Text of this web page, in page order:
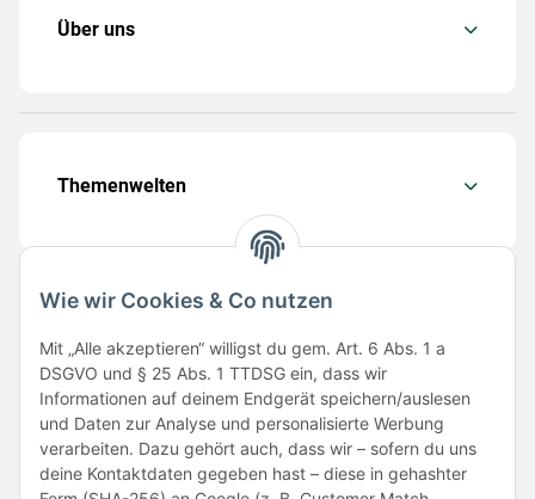
Wie wir Cookies & Co nutzen
Mit „Alle akzeptieren“ willigst du gem. Art. 6 Abs. 1 a
DSGVO und § 25 Abs. 1 TTDSG ein, dass wir
Informationen auf deinem Endgerät speichern/auslesen
und Daten zur Analyse und personalisierte Werbung
verarbeiten. Dazu gehört auch, dass wir – sofern du uns
deine Kontaktdaten gegeben hast – diese in gehashter
Über uns
Themenwelten
Folge uns